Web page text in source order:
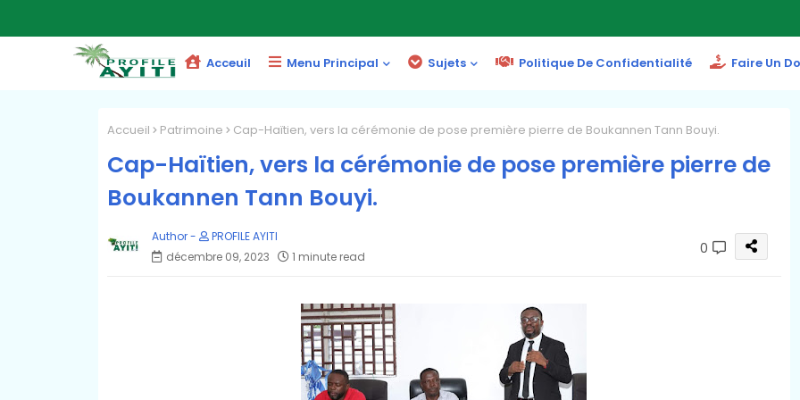
Acceuil Menu Principal Sujets Politique De Confidentialité Faire Un
Accueil Patrimoine Cap-Haïtien, vers la cérémonie de pose première pierre de Boukannen Tann Bouyi.
Cap-Haïtien, vers la cérémonie de pose première pierre de
Boukannen Tann Bouyi.
PROFILE AYITI
décembre 09, 2023
1 minute read 0